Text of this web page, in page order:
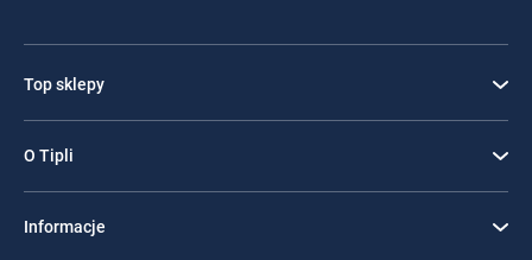
Top sklepy
O Tipli
Informacje